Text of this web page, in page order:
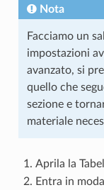
Nota
Facciamo un
impostazioni
avanzato, si
quello che
sezione e
materiale
Aprila la
Entra in